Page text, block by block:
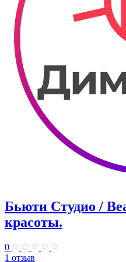
Бьюти Студио /
красоты.
0
1 отзыв